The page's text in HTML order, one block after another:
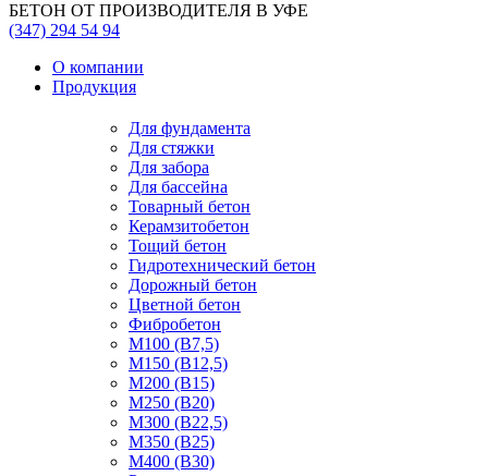
БЕТОН ОТ ПРОИЗВОДИТЕЛЯ В УФЕ
(347) 294 54 94
О компании
Продукция
Для фундамента
Для стяжки
Для забора
Для бассейна
Товарный бетон
Керамзитобетон
Тощий бетон
Гидротехнический бетон
Дорожный бетон
Цветной бетон
Фибробетон
М100 (В7,5)
М150 (В12,5)
М200 (В15)
М250 (В20)
М300 (В22,5)
М350 (В25)
М400 (В30)